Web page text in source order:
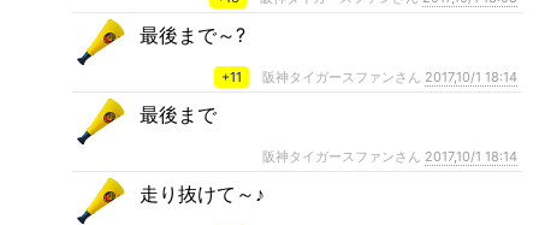
最後まで～?
+11 阪神タイガースファンさん 2017,10/1 18:14
最後まで
阪神タイガースファンさん 2017,10/1 18:14
走り抜けて～♪